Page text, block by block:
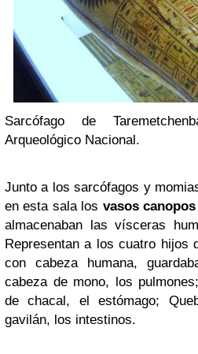
Sarcófago de
Arqueológico Nacional.
Junto a los sarcófagos y
en esta sala los vasos canopos
almacenaban las vísceras
Representan a los cuatro hijos
con cabeza humana,
cabeza de mono, los
de chacal, el estómago;
gavilán, los intestinos.